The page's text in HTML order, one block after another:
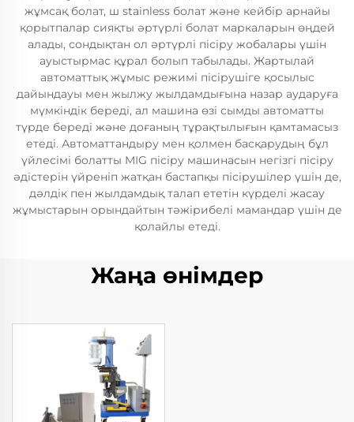
жұмсақ болат, ш stainless болат және кейбір арнайы
қорытпалар сияқты әртүрлі болат маркаларын өңдей
алады, сондықтан ол әртүрлі пісіру жобалары үшін
ауыстырмас құрал болып табылады. Жартылай
автоматтық жұмыс режимі пісірушіге қосылыс
дайындауы мен жылжу жылдамдығына назар аударуға
мүмкіндік береді, ал машина өзі сымды автоматты
түрде береді және доғаның тұрақтылығын қамтамасыз
етеді. Автоматтандыру мен қолмен басқарудың бұл
үйлесімі болатты MIG пісіру машинасын негізгі пісіру
әдістерін үйреніп жатқан бастапқы пісірушілер үшін де,
дәлдік пен жылдамдық талап ететін күрделі жасау
жұмыстарын орындайтын тәжірибелі мамандар үшін де
қолайлы етеді.
Жаңа өнімдер